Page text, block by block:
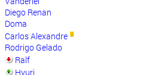
Diego Renan
Doma
Carlos Alexandre
Rodrigo Gelado
Ralf
Hyuri